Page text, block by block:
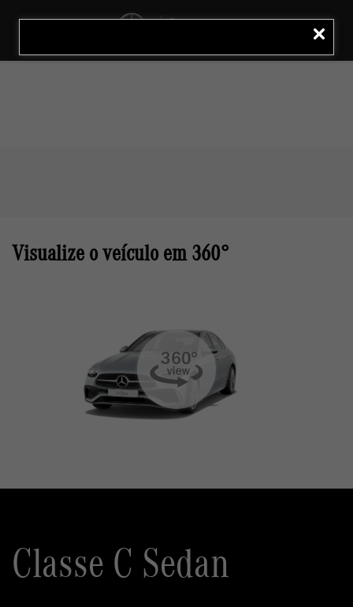
LIGAR
Visualize o veículo em 360°
Classe C Sedan